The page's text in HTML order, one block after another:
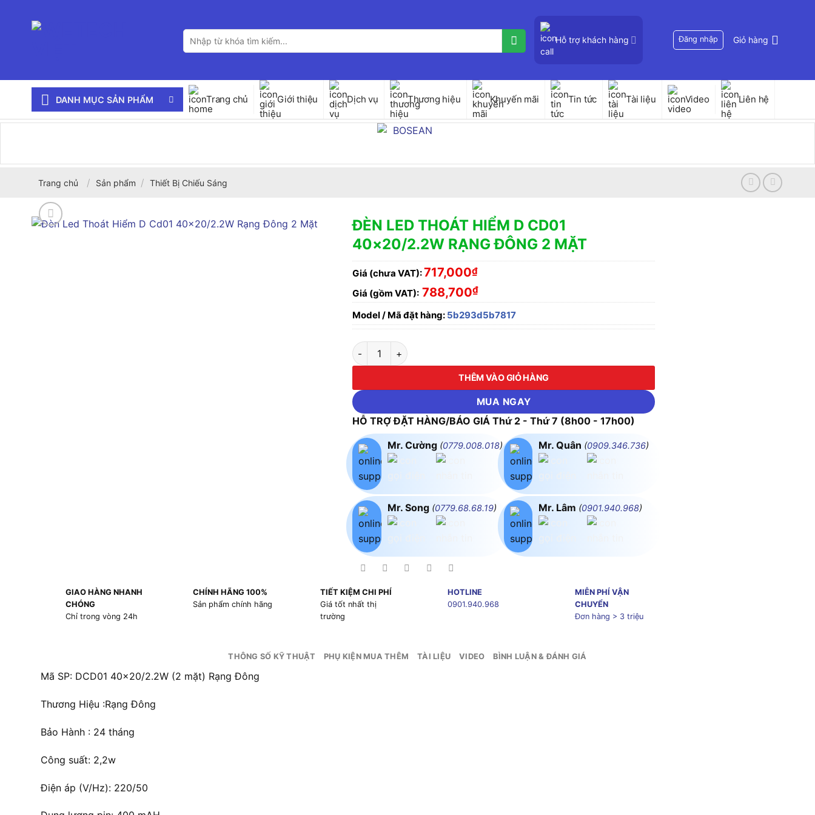
Tìm
kiếm:
Hỗ trợ khách hàng Đăng nhập Giỏ hàng
DANH MỤC SẢN PHẨM Trang chủ Giới thiệu Dịch vụ Thương hiệu Khuyến mãi Tin tức Tài liệu Video Liên hệ
Trang chủ / Sản phẩm / Thiết Bị Chiếu Sáng
ĐÈN LED THOÁT HIỂM D CD01
40×20/2.2W RẠNG ĐÔNG 2 MẶT
Giá (chưa VAT):717,000₫
Giá (gồm VAT): 788,700₫
Model / Mã đặt hàng: 5b293d5b7817
ĐÈN LED THOÁT HIỂM D CD01 40×20/2.2W RẠNG ĐÔNG 2 MẶT số lượng
THÊM VÀO GIỎ HÀNG
MUA NGAY
HỖ TRỢ ĐẶT HÀNG/BÁO GIÁ Thứ 2 - Thứ 7 (8h00 - 17h00)
Mr. Cường (0779.008.018)
Mr. Song (0779.68.68.19)
Mr. Quân (0909.346.736)
Mr. Lâm (0901.940.968)
GIAO HÀNG NHANH
CHÓNG
Chỉ trong vòng 24h
CHÍNH HÃNG 100%
Sản phẩm chính hãng
TIẾT KIỆM CHI PHÍ
Giá tốt nhất thị
trường
HOTLINE
0901.940.968
MIỄN PHÍ VẬN
CHUYỂN
Đơn hàng > 3 triệu
THÔNG SỐ KỸ THUẬT PHỤ KIỆN MUA THÊM TÀI LIỆU VIDEO BÌNH LUẬN & ĐÁNH GIÁ
Mã SP: DCD01 40×20/2.2W (2 mặt) Rạng Đông
Thương Hiệu :Rạng Đông
Bảo Hành : 24 tháng
Công suất: 2,2w
Điện áp (V/Hz): 220/50